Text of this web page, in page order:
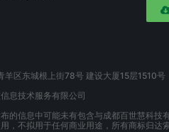
羊区东城根上街78号 建设大厦15层1510号
息技术服务有限公司
的信息中可能未有包含与成都百世慧科
，不拟用于任何商业用途，所有商标归